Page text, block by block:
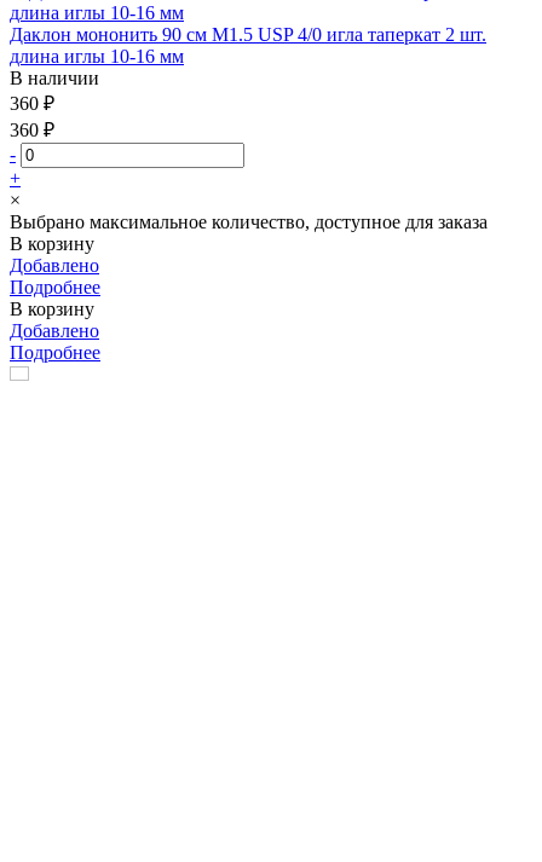
Даклон мононить 90 см М1.5 USP 4/0 игла таперкат 2 шт.
длина иглы 10-16 мм
В наличии
360 ₽
360 ₽
-
+
×
Выбрано максимальное количество, доступное для заказа
В корзину
Добавлено
Подробнее
В корзину
Добавлено
Подробнее